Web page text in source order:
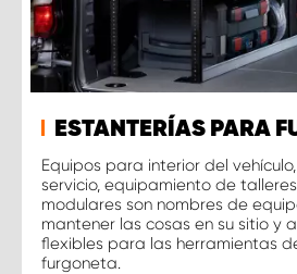
ESTANTERÍAS PARA
Equipos para interior del
servicio, equipamiento de
modulares son nombres de
mantener las cosas en su sitio y
flexibles para las herramientas
furgoneta.